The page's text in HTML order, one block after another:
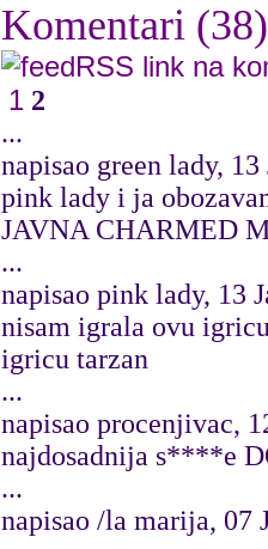
Komentari (38)
RSS link na
1 2
...
napisao green lady,
pink lady i ja
JAVNA CHARMED
...
napisao pink lady, 13
nisam igrala ovu
igricu tarzan
...
napisao procenjivac,
najdosadnija s****e
...
napisao /la marija, 07